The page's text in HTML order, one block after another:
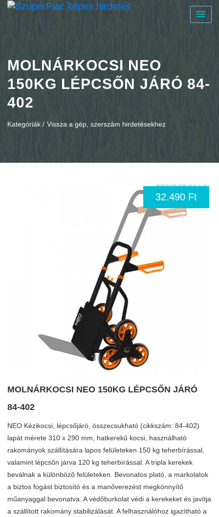
MOLNÁRKOCSI NEO
150KG LÉPCSŐN JÁRÓ 84-
402
Kategóriák / Vissza a gép, szerszám hirdetésekhez
32.490 Ft
MOLNÁRKOCSI NEO 150KG LÉPCSŐN JÁRÓ
84-402
NEO Kézikocsi, lépcsőjáró, összecsukható (cikkszám: 84-402)
lapát mérete 310 x 290 mm, hatkerekű kocsi, használható
rakományok szállítására lapos felületeken 150 kg teherbírással,
valamint lépcsőn járva 120 kg teherbírással. A tripla kerekek
beválnak a különböző felületeken. Bevonatos plató, a markolatok
a biztos fogást biztosító és a manőverezést megkönnyítő
műanyaggal bevonatva. A védőburkolat védi a kerekeket és javítja
a szállított rakomány stabilizálását. A felhasználóhoz igazítható a